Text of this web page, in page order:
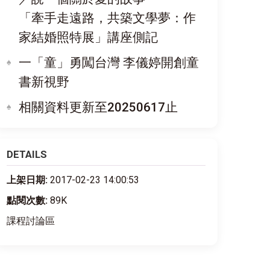
「牽手走遠路，共築文學夢：作
家結婚照特展」講座側記
一「童」勇闖台灣 李儀婷開創童
書新視野
相關資料更新至20250617止
DETAILS
上架日期: 2017-02-23 14:00:53
點閱次數: 89K
課程討論區